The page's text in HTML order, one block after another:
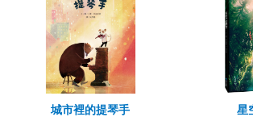
城市裡的提琴手 星